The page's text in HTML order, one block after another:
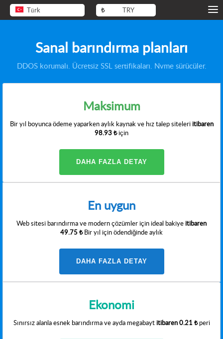
Türk ₺ TRY
Sanal barındırma planları
DDOS korumalı. Ücretsiz SSL sertifikaları. Nvme sürücüler.
Maksimum
Bir yıl boyunca ödeme yaparken aylık kaynak ve hız talep siteleriitibaren
98.93 ₺için
DAHA FAZLA DETAY
En uygun
Web sitesi barındırma ve modern çözümler için ideal bakiyeitibaren
49.75 ₺Bir yıl için ödendiğinde aylık
DAHA FAZLA DETAY
Ekonomi
Sınırsız alanla esnek barındırma ve ayda megabaytitibaren0.21 ₺peri